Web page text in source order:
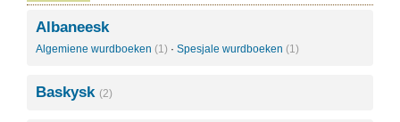
Albaneesk
Algemiene wurdboeken (1) · Spesjale wurdboeken (1)
Baskysk (2)